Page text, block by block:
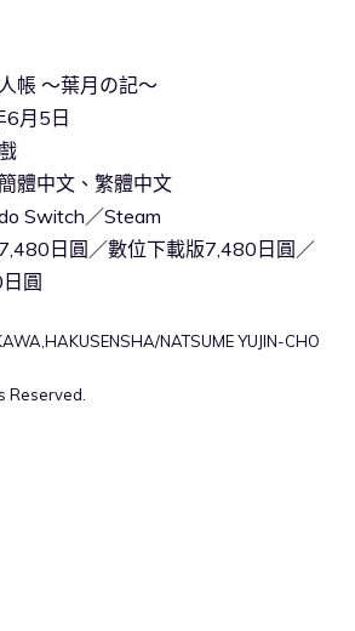
〜葉月の記〜
月5日
體中文、繁體中文
Switch／Steam
日圓／數位下載版7,480日圓／
圓
NATSUME YUJIN-CHO
Reserved.